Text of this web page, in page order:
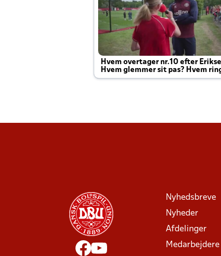
Hvem overtager nr.10 efter
Hvem glemmer sit pas? Hvem
Joachim altid til efter kampe?
Nyhedsbreve
Nyheder
Afdelinger
Medarbejdere